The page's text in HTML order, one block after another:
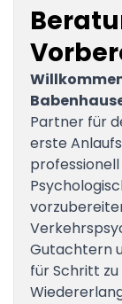
Partner für
erste
Gutachtern
für Schritt